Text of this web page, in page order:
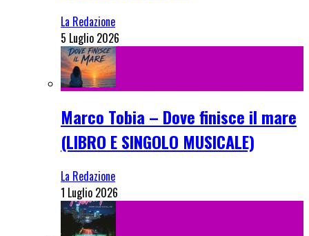
La Redazione
5 Luglio 2026
Marco Tobia – Dove finisce il mare
(LIBRO E SINGOLO MUSICALE)
La Redazione
1 Luglio 2026